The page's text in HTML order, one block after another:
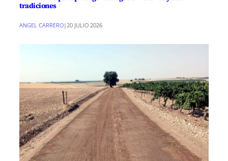
tradiciones
ANGEL CARRERO|20 JULIO 2026